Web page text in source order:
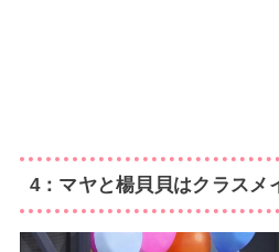
4：マヤと楊貝貝はクラスメ